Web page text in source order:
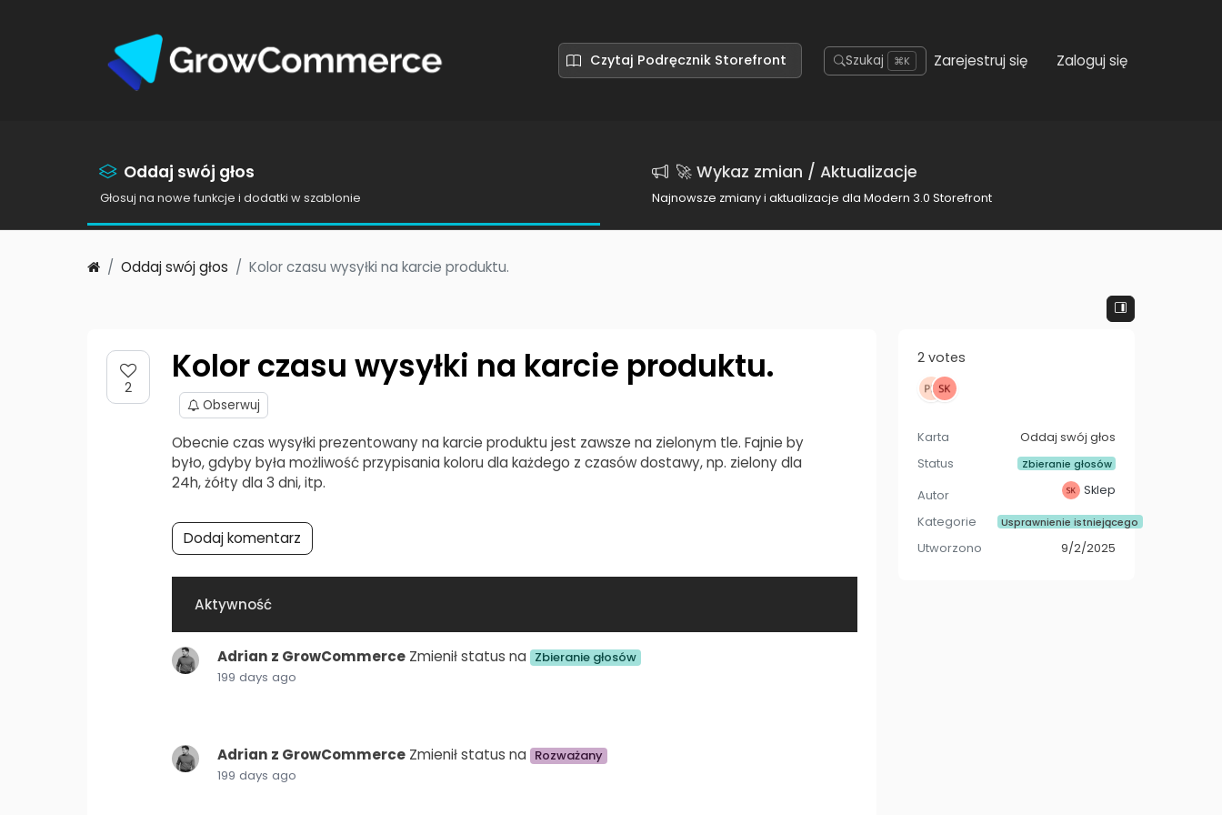
Czytaj Podręcznik Storefront Szukaj ⌘K Zarejestruj się Zaloguj się
Oddaj swój głos
Głosuj na nowe funkcje i dodatki w szablonie
🚀 Wykaz zmian / Aktualizacje
Najnowsze zmiany i aktualizacje dla Modern 3.0 Storefront
Oddaj swój głos Kolor czasu wysyłki na karcie produktu.
2
Kolor czasu wysyłki na karcie produktu.
Obserwuj
Obecnie czas wysyłki prezentowany na karcie produktu jest zawsze na zielonym tle. Fajnie by
było, gdyby była możliwość przypisania koloru dla każdego z czasów dostawy, np. zielony dla
24h, żółty dla 3 dni, itp.
Dodaj komentarz
Aktywność
Adrian z GrowCommerce Zmienił status na Zbieranie głosów
199 days ago
Adrian z GrowCommerce Zmienił status na Rozważany
199 days ago
2 votes
Karta
Oddaj swój głos
Status
Zbieranie głosów
Autor
Sklep
Kategorie
Usprawnienie istniejącego
Utworzono 9/2/2025